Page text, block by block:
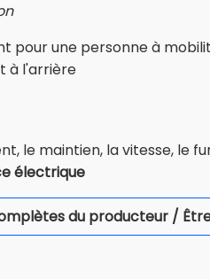
pour une personne à
à l'arrière
le maintien, la vitesse, le
électrique
du producteur /